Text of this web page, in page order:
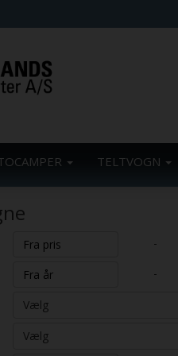
TELTVOGN
-
-
Vælg
Vælg